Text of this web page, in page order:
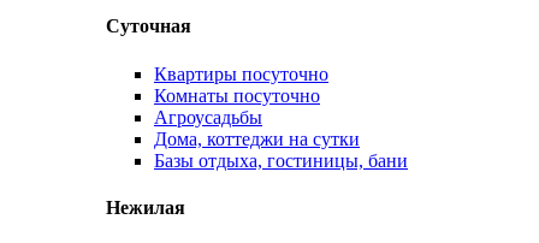
Суточная
Квартиры посуточно
Комнаты посуточно
Агроусадьбы
Дома, коттеджи на сутки
Базы отдыха, гостиницы, бани
Нежилая